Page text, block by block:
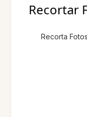
Recortar
Recorta